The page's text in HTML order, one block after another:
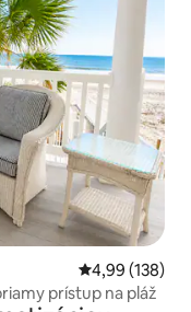
Priemerné
4,99 (138)
prístup na pláž